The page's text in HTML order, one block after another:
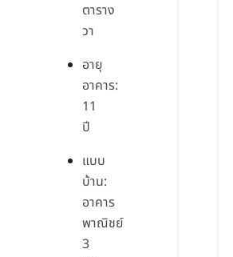
ตาราง
วา
อายุ
อาคาร:
11
ปี
แบบ
บ้าน:
อาคาร
พาณิชย์
3